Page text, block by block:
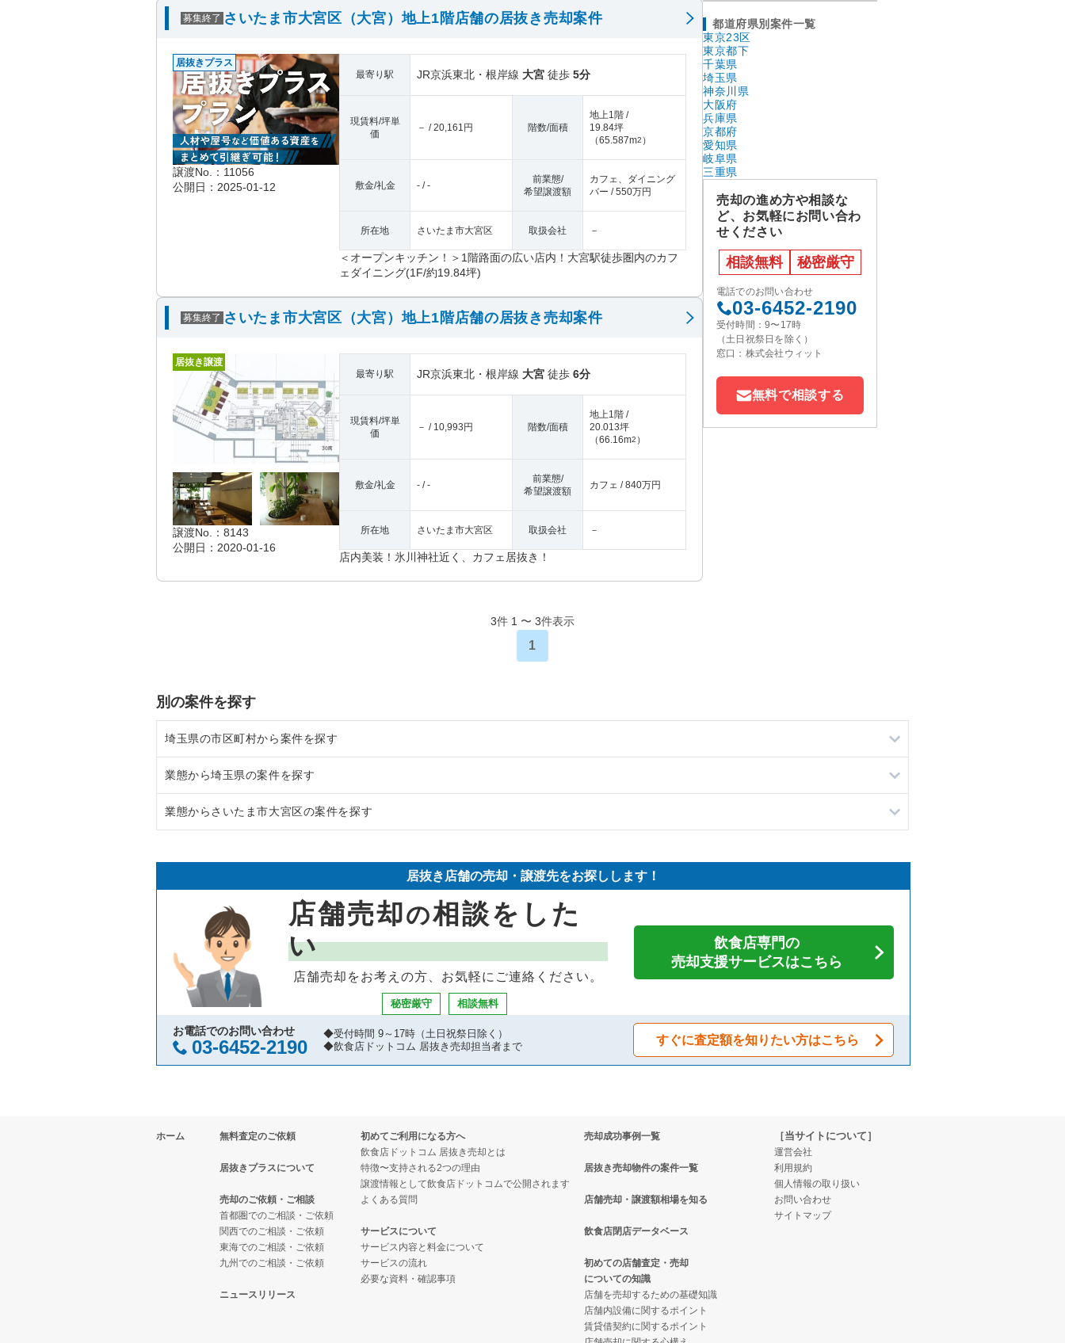
募集終了 さいたま市大宮区（大宮）地上1階店舗の居抜き売却案件
居抜きプラス
譲渡No.：11056
公開日：2025-01-12
最寄り駅 JR京浜東北・根岸線 大宮 徒歩 5分
現賃料/坪単
価
－ / 20,161円 階数/面積
地上1階 /
19.84坪
（65.587m2 ）
敷金/礼金 - / -
前業態/
希望譲渡額
カフェ、ダイニング
バー / 550万円
所在地 さいたま市大宮区 取扱会社 －
＜オープンキッチン！＞1階路面の広い店内！大宮駅徒歩圏内のカフ
ェダイニング(1F/約19.84坪)
募集終了 さいたま市大宮区（大宮）地上1階店舗の居抜き売却案件
居抜き譲渡
譲渡No.：8143
公開日：2020-01-16
最寄り駅 JR京浜東北・根岸線 大宮 徒歩 6分
現賃料/坪単
価
－ / 10,993円 階数/面積
地上1階 /
20.013坪
（66.16m2 ）
敷金/礼金 - / -
前業態/
希望譲渡額
カフェ / 840万円
所在地 さいたま市大宮区 取扱会社 －
店内美装！氷川神社近く、カフェ居抜き！
都道府県別案件一覧
東京23区
東京都下
千葉県
埼玉県
神奈川県
大阪府
兵庫県
京都府
愛知県
岐阜県
三重県
売却の進め方や相談な
ど、お気軽にお問い合わ
せください
相談無料 秘密厳守
電話でのお問い合わせ
03-6452-2190
受付時間：9〜17時
（土日祝祭日を除く）
窓口：株式会社ウィット
無料で相談する
3件 1 〜 3件表示
1
別の案件を探す
埼玉県の市区町村から案件を探す
上尾市の飲食店の居抜き売却物件の案件一覧
吉川市の飲食店の居抜き売却物件の案件一覧
さいたま市浦和区の飲食店の居抜き売却物件の案件一覧
さいたま市大宮区の飲食店の居抜き売却物件の案件一覧
入間市の飲食店の居抜き売却物件の案件一覧
越谷市の飲食店の居抜き売却物件の案件一覧
久喜市の飲食店の居抜き売却物件の案件一覧
富士見市の飲食店の居抜き売却物件の案件一覧
朝霞市の飲食店の居抜き売却物件の案件一覧
草加市の飲食店の居抜き売却物件の案件一覧
さいたま市緑区の飲食店の居抜き売却物件の案件一覧
新座市の飲食店の居抜き売却物件の案件一覧
川口市の飲食店の居抜き売却物件の案件一覧
業態から埼玉県の案件を探す
埼玉県のラーメンの居抜き売却物件の案件一覧
埼玉県のイタリア料理の居抜き売却物件の案件一覧
埼玉県の中華の居抜き売却物件の案件一覧
埼玉県のそば・うどんの居抜き売却物件の案件一覧
埼玉県の寿司の居抜き売却物件の案件一覧
埼玉県の焼肉の居抜き売却物件の案件一覧
埼玉県の鉄板焼き・お好み焼の居抜き売却物件の案件一覧
埼玉県のカフェの居抜き売却物件の案件一覧
埼玉県のテイクアウトの居抜き売却物件の案件一覧
埼玉県のお弁当・惣菜・デリの居抜き売却物件の案件一覧
埼玉県のカラオケ・パブ・スナックの居抜き売却物件の案件一覧
埼玉県のバーの居抜き売却物件の案件一覧
業態からさいたま市大宮区の案件を探す
さいたま市大宮区のイタリア料理の居抜き売却物件の案件一覧
さいたま市大宮区の中華の居抜き売却物件の案件一覧
さいたま市大宮区のそば・うどんの居抜き売却物件の案件一覧
さいたま市大宮区の焼肉の居抜き売却物件の案件一覧
さいたま市大宮区の鉄板焼き・お好み焼の居抜き売却物件の案件一覧
さいたま市大宮区のアジア料理の居抜き売却物件の案件一覧
さいたま市大宮区のテイクアウトの居抜き売却物件の案件一覧
さいたま市大宮区のバーの居抜き売却物件の案件一覧
さいたま市大宮区の居酒屋・ダイニングバーの居抜き売却物件の案件一覧
さいたま市大宮区の和食の居抜き売却物件の案件一覧
さいたま市大宮区のその他の居抜き売却物件の案件一覧
居抜き店舗の売却・譲渡先をお探しします！
店舗売却の相談をした
い
店舗売却をお考えの方、お気軽にご連絡ください。
秘密厳守 相談無料
飲食店専門の
売却支援サービスはこちら
お電話でのお問い合わせ
03-6452-2190
◆受付時間 9～17時（土日祝祭日除く）
◆飲食店ドットコム 居抜き売却担当者まで
すぐに査定額を知りたい方はこちら
ホーム 無料査定のご依頼
居抜きプラスについて
売却のご依頼・ご相談
首都圏でのご相談・ご依頼
関西でのご相談・ご依頼
東海でのご相談・ご依頼
九州でのご相談・ご依頼
ニュースリリース
初めてご利用になる方へ
飲食店ドットコム 居抜き売却とは
特徴〜支持される2つの理由
譲渡情報として飲食店ドットコムで公開されます
よくある質問
サービスについて
サービス内容と料金について
サービスの流れ
必要な資料・確認事項
売却成功事例一覧
居抜き売却物件の案件一覧
店舗売却・譲渡額相場を知る
飲食店閉店データベース
初めての店舗査定・売却
についての知識
店舗を売却するための基礎知識
店舗内設備に関するポイント
賃貸借契約に関するポイント
［当サイトについて］
運営会社
利用規約
個人情報の取り扱い
お問い合わせ
サイトマップ